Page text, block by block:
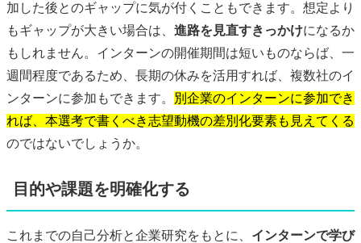
加した後とのギャップに気が付くこともできます。想定より
もギャップが大きい場合は、 進路を見直すきっかけになるか
もしれません。インターンの開催期間は短いものならば、一
週間程度であるため、長期の休みを活用すれば、複数社のイ
ンターンに参加もできます。
別企業のインターンに参加でき
れば、本選考で書くべき志望動機の差別化要素も見えてくる
のではないでしょうか。
目的や課題を明確化する
これまでの自己分析と企業研究をもとに、 インターンで学び